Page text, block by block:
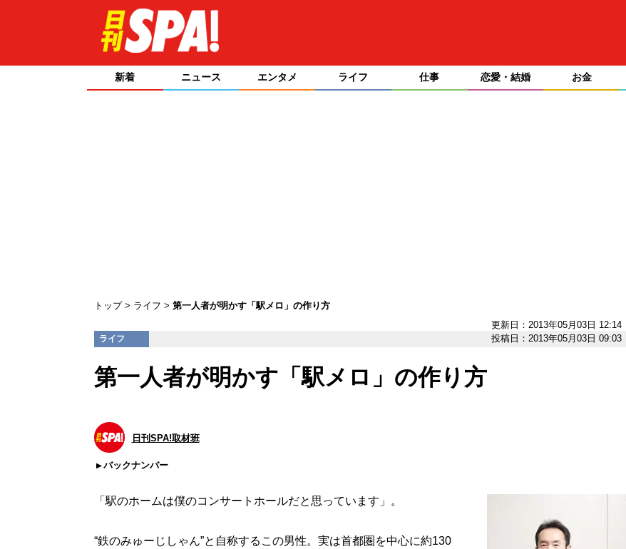
新着 ニュース エンタメ ライフ 仕事 恋愛・結婚 お金
トップ ライフ
第一人者が明かす「駅メロ」の作り方
更新日：2013年05月03日 12:14
ライフ 投稿日：2013年05月03日 09:03
第一人者が明かす「駅メロ」の作り方
日刊SPA!取材班
バックナンバー
「駅のホームは僕のコンサートホールだと思っています」。
“鉄のみゅーじしゃん”と自称するこの男性。実は首都圏を中心に約130